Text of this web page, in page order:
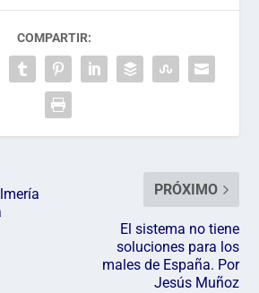
COMPARTIR:
PRÓXIMO
El sistema no tiene
soluciones para los
males de España. Por
Jesús Muñoz